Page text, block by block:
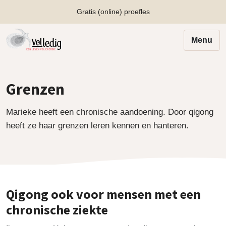
Gratis (online) proefles
Menu
Grenzen
Marieke heeft een chronische aandoening. Door qigong
heeft ze haar grenzen leren kennen en hanteren.
Qigong ook voor mensen met een
chronische ziekte